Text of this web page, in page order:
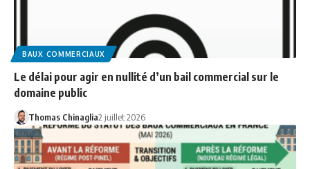
BAUX COMMERCIAUX
Le délai pour agir en nullité d’un bail commercial sur le
domaine public
Thomas Chinaglia2 juillet 2026